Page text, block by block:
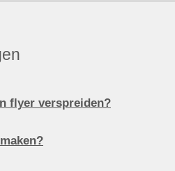
flyer verspreiden?